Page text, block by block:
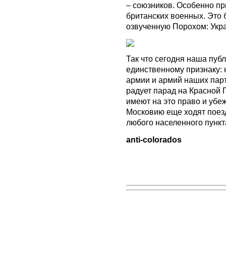
– союзников. Особенно
британских военных. Это
озвученную Порохом:
Так что сегодня наша
единственному
армии и армий наших
радует парад на
имеют на это право и
Московию еще ходят
любого населенного
anti-colorados